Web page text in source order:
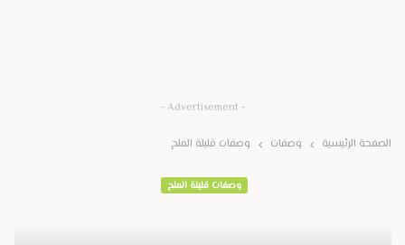
- Advertisement -
الصفحة الرئيسية وصفات وصفات قليلة الملح
وصفات قليلة الملح